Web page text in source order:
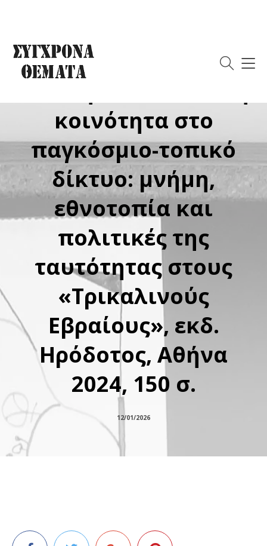
Θοδωρής Σπύρος,
κοινότητα στο
παγκόσμιο-τοπικό
δίκτυο: μνήμη,
εθνοτοπία και
πολιτικές της
ταυτότητας στους
«Τρικαλινούς
Εβραίους», εκδ.
Ηρόδοτος, Αθήνα
2024, 150 σ.
12/01/2026